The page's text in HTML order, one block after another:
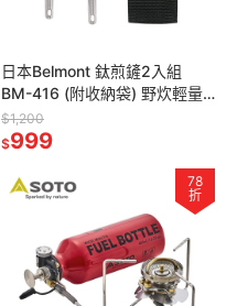
日本Belmont 鈦煎鏟2入組
BM-416 (附收納袋) 野炊輕量
化鍋鏟 鐵板燒平煎匙 戶外露營
廚具
$1,200
$999
78
折